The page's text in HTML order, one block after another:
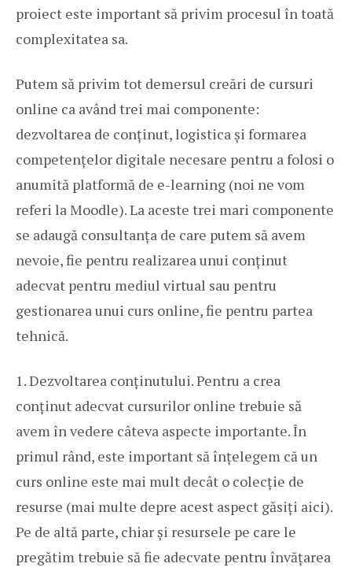
proiect este important să privim procesul în toată
complexitatea sa.
Putem să privim tot demersul creări de cursuri
online ca având trei mai componente:
dezvoltarea de conținut, logistica și formarea
competențelor digitale necesare pentru a folosi o
anumită platformă de e-learning (noi ne vom
referi la Moodle). La aceste trei mari componente
se adaugă consultanța de care putem să avem
nevoie, fie pentru realizarea unui conținut
adecvat pentru mediul virtual sau pentru
gestionarea unui curs online, fie pentru partea
tehnică.
1. Dezvoltarea conținutului. Pentru a crea
conținut adecvat cursurilor online trebuie să
avem în vedere câteva aspecte importante. În
primul rând, este important să înțelegem că un
curs online este mai mult decât o colecție de
resurse (mai multe depre acest aspect găsiți aici).
Pe de altă parte, chiar și resursele pe care le
pregătim trebuie să fie adecvate pentru învățarea